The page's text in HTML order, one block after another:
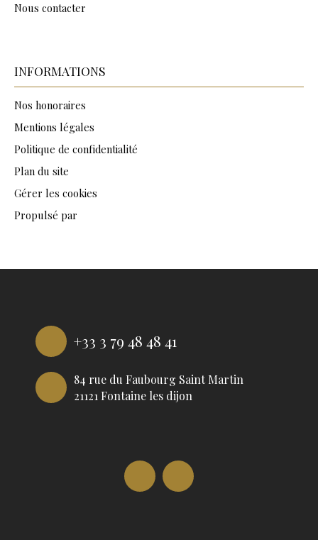
Nous contacter
INFORMATIONS
Nos honoraires
Mentions légales
Politique de confidentialité
Plan du site
Gérer les cookies
Propulsé par
+33 3 79 48 48 41
84 rue du Faubourg Saint Martin
21121 Fontaine les dijon